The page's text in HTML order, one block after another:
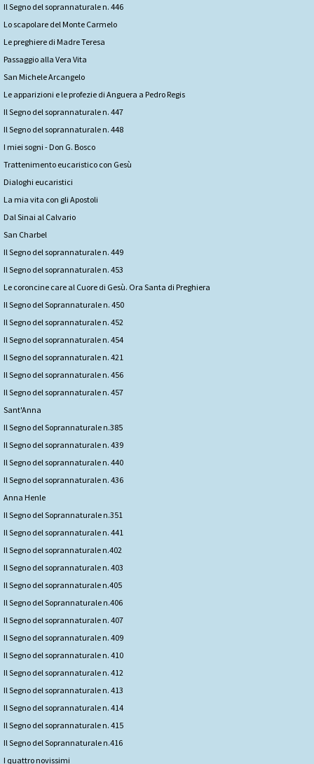
Il Segno del soprannaturale n. 446
Lo scapolare del Monte Carmelo
Le preghiere di Madre Teresa
Passaggio alla Vera Vita
San Michele Arcangelo
Le apparizioni e le profezie di Anguera a Pedro Regis
Il Segno del soprannaturale n. 447
Il Segno del soprannaturale n. 448
I miei sogni - Don G. Bosco
Trattenimento eucaristico con Gesù
Dialoghi eucaristici
La mia vita con gli Apostoli
Dal Sinai al Calvario
San Charbel
Il Segno del soprannaturale n. 449
Il Segno del soprannaturale n. 453
Le coroncine care al Cuore di Gesù. Ora Santa di Preghiera
Il Segno del Soprannaturale n. 450
Il Segno del soprannaturale n. 452
Il Segno del soprannaturale n. 454
Il Segno del soprannaturale n. 421
Il Segno del soprannaturale n. 456
Il Segno del soprannaturale n. 457
Sant'Anna
Il Segno del Soprannaturale n.385
Il Segno del soprannaturale n. 439
Il Segno del soprannaturale n. 440
Il Segno del soprannaturale n. 436
Anna Henle
Il Segno del Soprannaturale n.351
Il Segno del soprannaturale n. 441
Il Segno del soprannaturale n.402
Il Segno del soprannaturale n. 403
Il Segno del soprannaturale n.405
Il Segno del Soprannaturale n.406
Il Segno del soprannaturale n. 407
Il Segno del soprannaturale n. 409
Il Segno del soprannaturale n. 410
Il Segno del soprannaturale n. 412
Il Segno del soprannaturale n. 413
Il Segno del soprannaturale n. 414
Il Segno del soprannaturale n. 415
Il Segno del Soprannaturale n.416
I quattro novissimi